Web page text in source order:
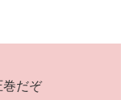
巻だぞ